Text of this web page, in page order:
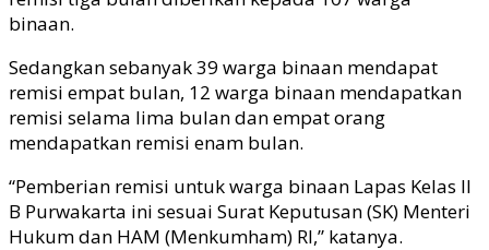
binaan.
Sedangkan sebanyak 39 warga binaan mendapat
remisi empat bulan, 12 warga binaan mendapatkan
remisi selama lima bulan dan empat orang
mendapatkan remisi enam bulan.
“Pemberian remisi untuk warga binaan Lapas Kelas II
B Purwakarta ini sesuai Surat Keputusan (SK) Menteri
Hukum dan HAM (Menkumham) RI,” katanya.